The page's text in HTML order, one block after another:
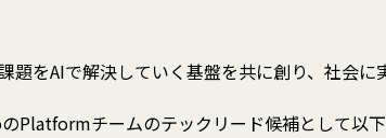
題をAIで解決していく基盤を共に創り、社会に
Platformチームのテックリード候補として以下